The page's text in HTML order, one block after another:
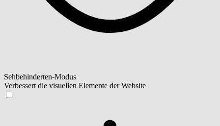
Sehbehinderten-Modus
Verbessert die visuellen Elemente der Website